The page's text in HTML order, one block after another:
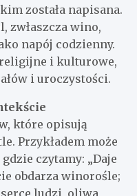
została napisana.
zwłaszcza wino,
napój codzienny.
i kulturowe,
i uroczystości.
które opisują
Przykładem może
gdzie czytamy: „Daje
obdarza winorośle;
ludzi, oliwa,